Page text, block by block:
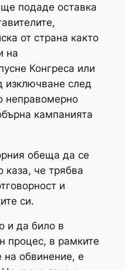
подаде оставка
от страна както
на
Конгреса или
изключване след
неправомерно
кампанията
обеща да се
каза, че трябва
и
си.
и да било в
процес, в рамките
на обвинение, е